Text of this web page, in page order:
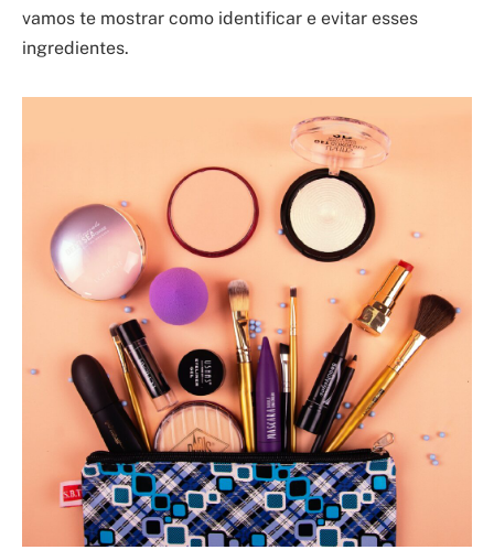
vamos te mostrar como identificar e evitar esses
ingredientes.